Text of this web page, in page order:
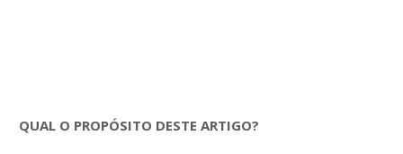
QUAL O PROPÓSITO DESTE ARTIGO?